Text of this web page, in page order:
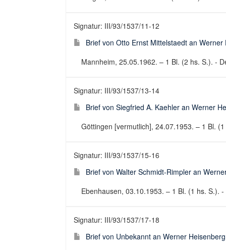
Signatur: III/93/1537/11-12
Brief von Otto Ernst Mittelstaedt an
Mannheim, 25.05.1962. – 1 Bl. (2 hs. S.). -
Signatur: III/93/1537/13-14
Brief von Siegfried A. Kaehler an Werner
Göttingen [vermutlich], 24.07.1953. – 1 Bl.
Signatur: III/93/1537/15-16
Brief von Walter Schmidt-Rimpler an
Ebenhausen, 03.10.1953. – 1 Bl. (1 hs. S.).
Signatur: III/93/1537/17-18
Brief von Unbekannt an Werner